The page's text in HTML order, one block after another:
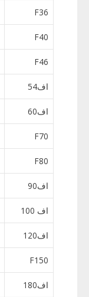
F36
F40
F46
اف54
اف60
F70
F80
اف90
اف 100
اف120
F150
اف180